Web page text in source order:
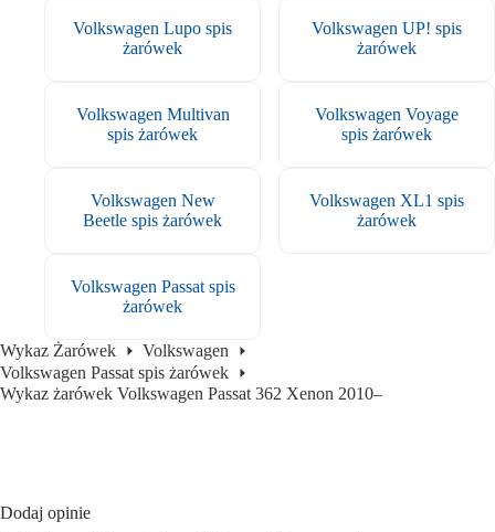
Volkswagen Lupo spis
żarówek
Volkswagen Multivan
spis żarówek
Volkswagen New
Beetle spis żarówek
Volkswagen Passat spis
żarówek
Volkswagen UP! spis
żarówek
Volkswagen Voyage
spis żarówek
Volkswagen XL1 spis
żarówek
Wykaz Żarówek
Volkswagen
Volkswagen Passat spis żarówek
Wykaz żarówek Volkswagen Passat 362 Xenon 2010–
Dodaj opinie